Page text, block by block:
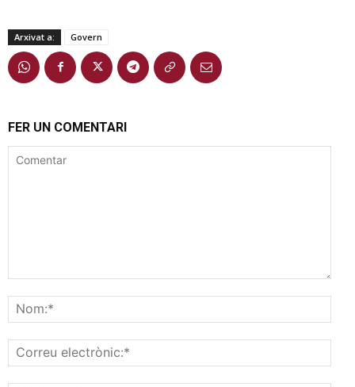
Arxivat a: Govern
FER UN COMENTARI